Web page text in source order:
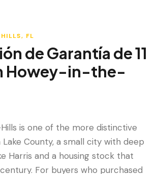
, FL
de Garantía de 11
Howey-in-the-
is one of the more distinctive
County, a small city with deep
Harris and a housing stock that
For buyers who purchased